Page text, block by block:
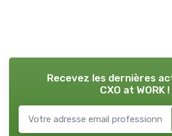
Recevez les dernières
CXO at WORK !